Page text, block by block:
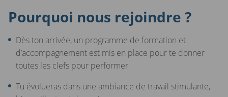
Pourquoi nous rejoindre ?
Dès ton arrivée, un programme de formation et
d’accompagnement est mis en place pour te donner
toutes les clefs pour performer
Tu évolueras dans une ambiance de travail stimulante,